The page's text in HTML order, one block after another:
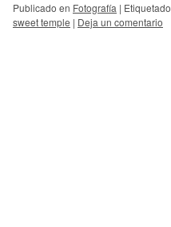
Publicado en Fotografía | Etiquetado
sweet temple | Deja un comentario